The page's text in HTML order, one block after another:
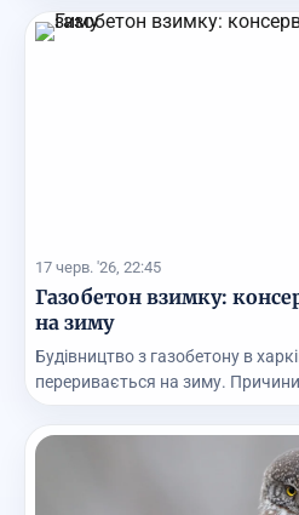
17 черв. '26, 22:45
Газобетон взимку:
на зиму
Будівництво з газобетону в
переривається на зиму. Причини